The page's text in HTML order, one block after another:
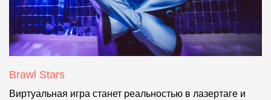
Brawl Stars
Виртуальная игра станет реальностью в лазертаге и